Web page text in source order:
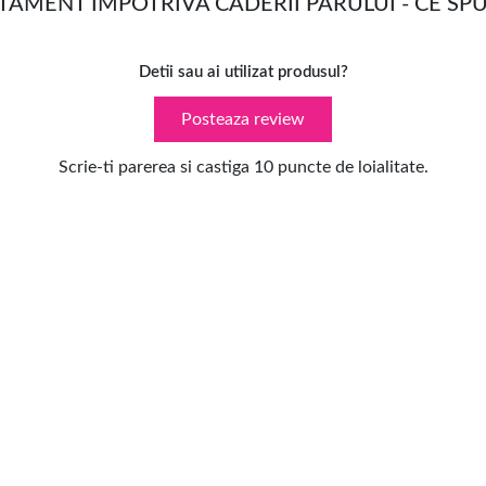
Detii sau ai utilizat produsul?
Posteaza review
Scrie-ti parerea si castiga 10 puncte de loialitate.